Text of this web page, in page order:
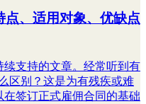
、适用对象、优缺点
支持的文章。经常听到有
区别？这是为有残疾或难
签订正式雇佣合同的基础